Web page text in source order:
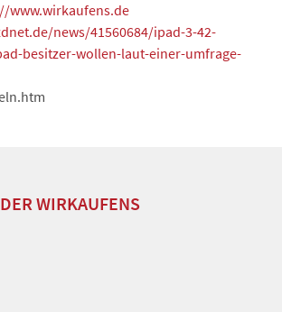
www.wirkaufens.de
news/41560684/ipad-3-42-
besitzer-wollen-laut-einer-umfrage-
WIRKAUFENS